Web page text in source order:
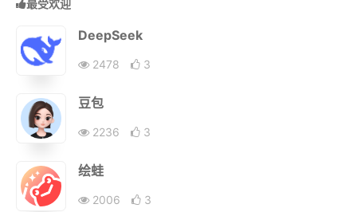
最受欢迎
DeepSeek
2478 3
豆包
2236 3
绘蛙
2006 3